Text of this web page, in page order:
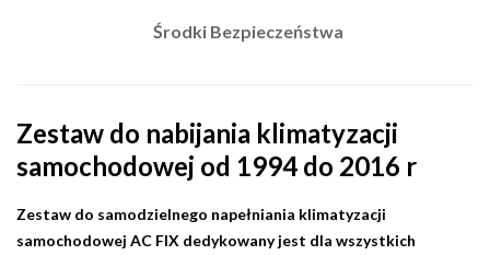
Środki Bezpieczeństwa
Zestaw do nabijania klimatyzacji
samochodowej od 1994 do 2016 r
Zestaw do samodzielnego napełniania klimatyzacji
samochodowej AC FIX dedykowany jest dla wszystkich